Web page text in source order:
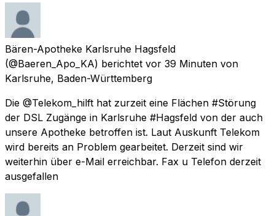
Bären-Apotheke Karlsruhe Hagsfeld
(@Baeren_Apo_KA) berichtet vor 39 Minuten von
Karlsruhe, Baden-Württemberg
Die @Telekom_hilft hat zurzeit eine Flächen #Störung
der DSL Zugänge in Karlsruhe #Hagsfeld von der auch
unsere Apotheke betroffen ist. Laut Auskunft Telekom
wird bereits an Problem gearbeitet. Derzeit sind wir
weiterhin über e-Mail erreichbar. Fax u Telefon derzeit
ausgefallen